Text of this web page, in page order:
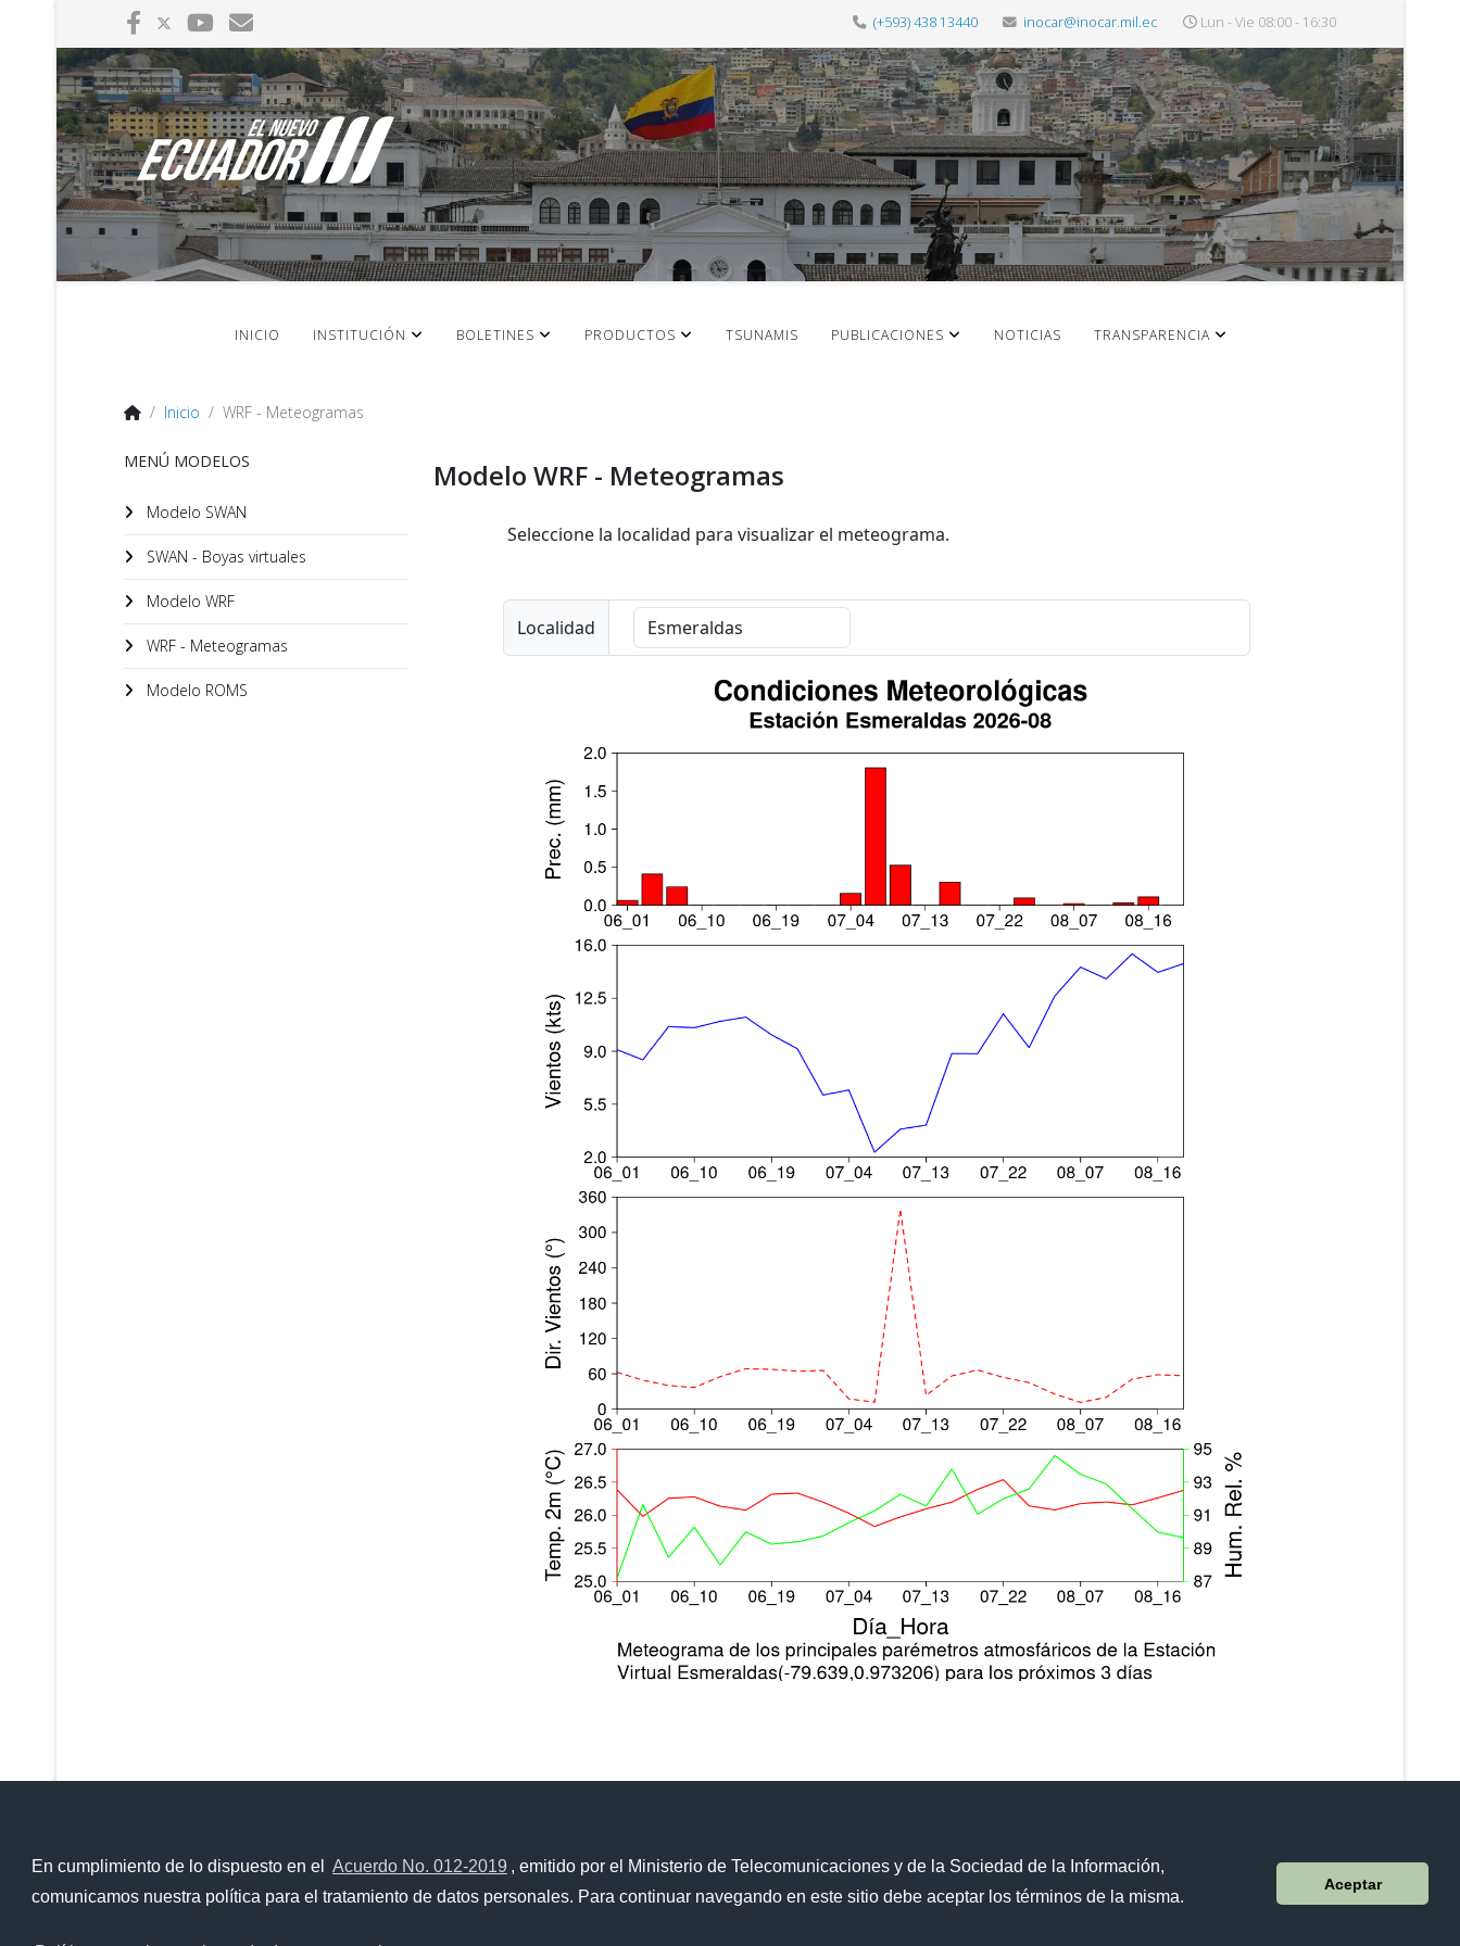
En cumplimiento de lo dispuesto en el Acuerdo No. 012-2019 , emitido por el Ministerio de Telecomunicaciones y de la Sociedad de la Información,
comunicamos nuestra política para el tratamiento de datos personales. Para continuar navegando en este sitio debe aceptar los términos de la misma.
Aceptar
(+593) 438 13440 inocar@inocar.mil.ec Lun - Vie 08:00 - 16:30
INICIO INSTITUCIÓN BOLETINES PRODUCTOS TSUNAMIS PUBLICACIONES NOTICIAS TRANSPARENCIA
Inicio WRF - Meteogramas
MENÚ MODELOS
Modelo SWAN
SWAN - Boyas virtuales
Modelo WRF
WRF - Meteogramas
Modelo ROMS
Modelo WRF - Meteogramas
Contacto Ciudadano Digital Portal Trámites Ciudadanos Sistema Nacional de Información (SNI)